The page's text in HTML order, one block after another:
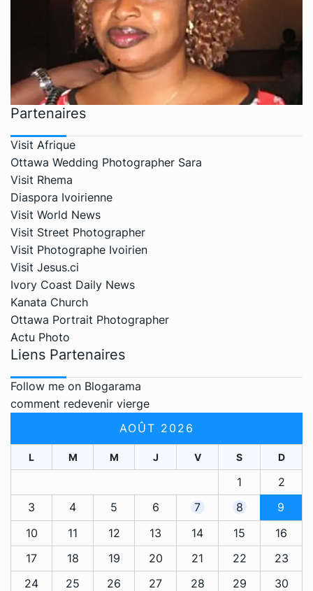
Partenaires
Visit Afrique
Ottawa Wedding Photographer Sara
Visit Rhema
Diaspora Ivoirienne
Visit World News
Visit Street Photographer
Visit Photographe Ivoirien
Visit Jesus.ci
Ivory Coast Daily News
Kanata Church
Ottawa Portrait Photographer
Actu Photo
Liens Partenaires
Follow me on Blogarama
comment redevenir vierge
AOÛT 2026
L M M J V S D
1
2
3
4 5 6 7 8
9
10
11 12 13 14 15
16
17
18 19 20 21 22
23
24
25 26 27 28 29
30